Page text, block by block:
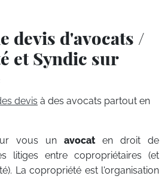
devis d'avocats /
et Syndic sur
devis à des avocats partout en
vous un avocat en droit de
litiges entre copropriétaires (et
La copropriété est l'organisation